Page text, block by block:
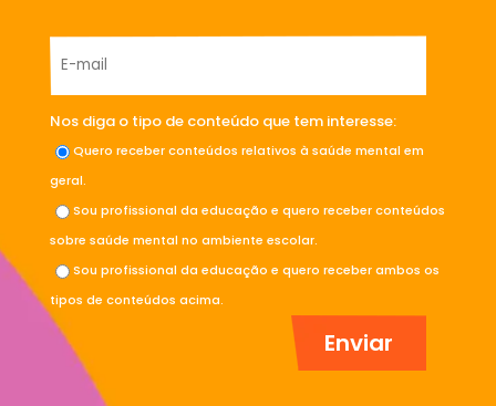
Nos diga o tipo de conteúdo que tem interesse:
Quero receber conteúdos relativos à saúde mental em
geral.
Sou profissional da educação e quero receber conteúdos
sobre saúde mental no ambiente escolar.
Sou profissional da educação e quero receber ambos os
tipos de conteúdos acima.